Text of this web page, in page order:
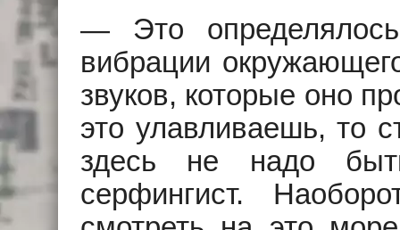
— Это
вибрации
звуков, которые оно
это улавливаешь, то
здесь не надо
серфингист.